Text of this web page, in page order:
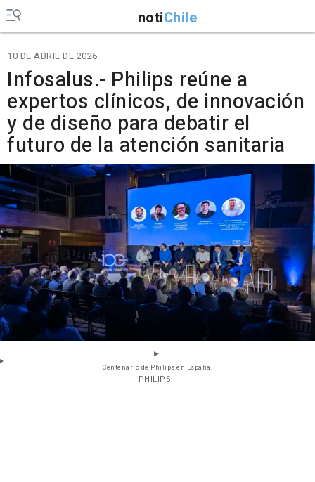
notiChile
10 DE ABRIL DE 2026
Infosalus.- Philips reúne a
expertos clínicos, de innovación
y de diseño para debatir el
futuro de la atención sanitaria
Centenario de Philips en España.
- PHILIPS